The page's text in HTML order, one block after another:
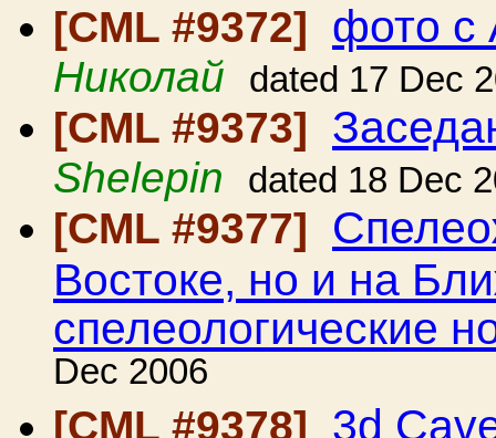
[CML #9372] фото с
Николай dated 17 Dec
[CML #9373]
Shelepin dated 18 Dec
[CML #9377]
Востоке, но и на
спелеологические
Dec 2006
[CML #9378] 3d